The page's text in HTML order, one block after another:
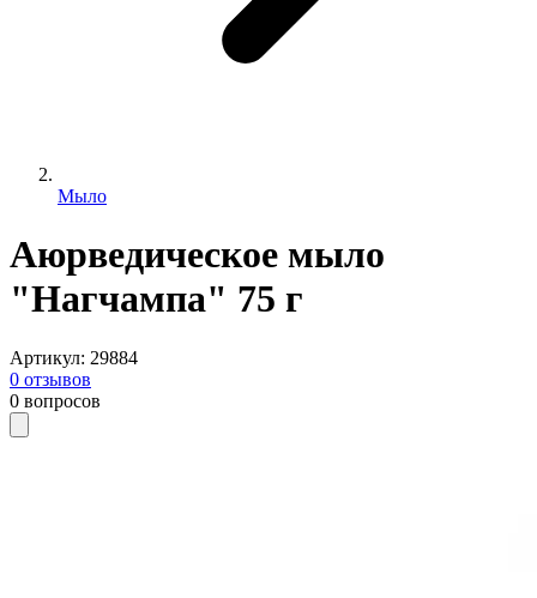
Мыло
Аюрведическое мыло
"Нагчампа" 75 г
Артикул: 29884
0 отзывов
0 вопросов